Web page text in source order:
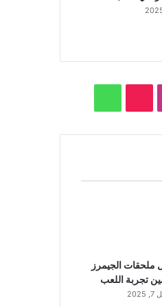
م
k
k
س
ملحقات الجيمرز
تجربة اللعب
2025